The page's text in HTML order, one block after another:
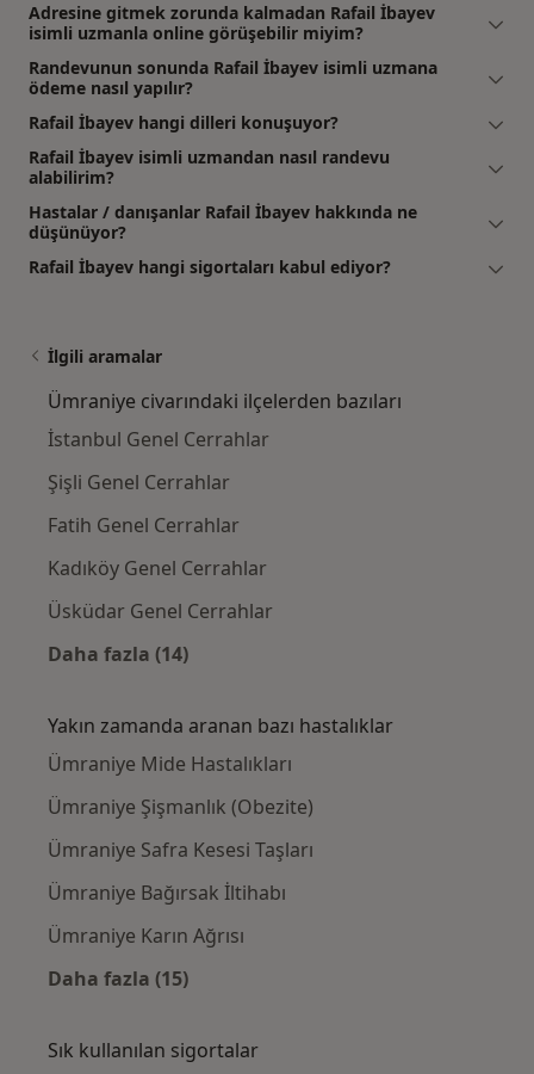
Adresine gitmek zorunda kalmadan Rafail İbayev
isimli uzmanla online görüşebilir miyim?
Randevunun sonunda Rafail İbayev isimli uzmana
ödeme nasıl yapılır?
Rafail İbayev hangi dilleri konuşuyor?
Rafail İbayev isimli uzmandan nasıl randevu
alabilirim?
Hastalar / danışanlar Rafail İbayev hakkında ne
düşünüyor?
Rafail İbayev hangi sigortaları kabul ediyor?
İlgili aramalar
Ümraniye civarındaki ilçelerden bazıları
İstanbul Genel Cerrahlar
Şişli Genel Cerrahlar
Fatih Genel Cerrahlar
Kadıköy Genel Cerrahlar
Üsküdar Genel Cerrahlar
Daha fazla (14)
Yakın zamanda aranan bazı hastalıklar
Ümraniye Mide Hastalıkları
Ümraniye Şişmanlık (Obezite)
Ümraniye Safra Kesesi Taşları
Ümraniye Bağırsak İltihabı
Ümraniye Karın Ağrısı
Daha fazla (15)
Sık kullanılan sigortalar